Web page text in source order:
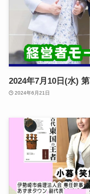
2024年7月10日(水)
2024年6月21日